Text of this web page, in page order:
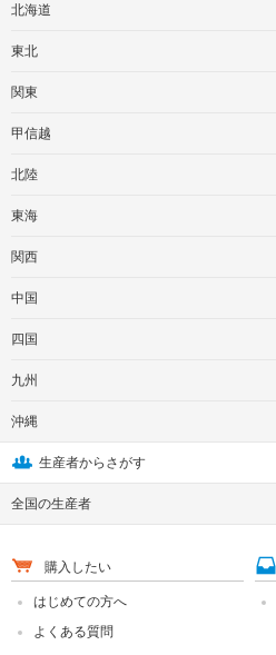
北海道
東北
関東
甲信越
北陸
東海
関西
中国
四国
九州
沖縄
生産者からさがす
全国の生産者
購入したい
はじめての方へ
よくある質問